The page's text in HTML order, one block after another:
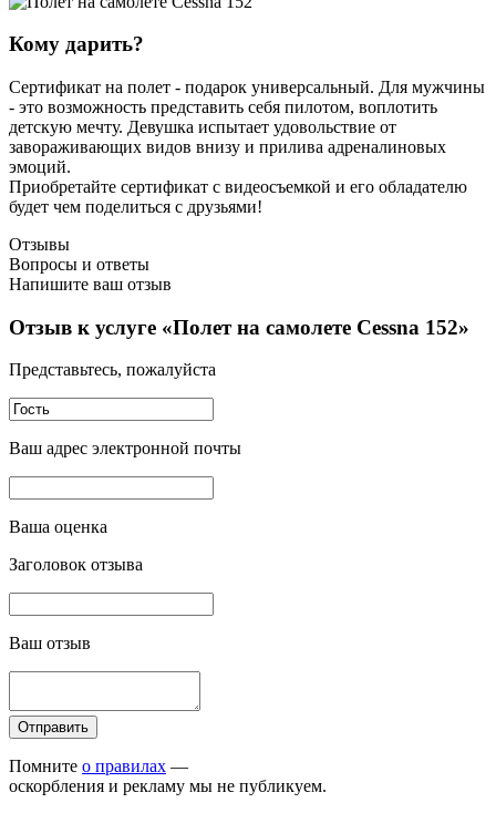
Кому дарить?
Сертификат на полет - подарок универсальный. Для мужчины
- это возможность представить себя пилотом, воплотить
детскую мечту. Девушка испытает удовольствие от
завораживающих видов внизу и прилива адреналиновых
эмоций.
Приобретайте сертификат с видеосъемкой и его обладателю
будет чем поделиться с друзьями!
Отзывы
Вопросы и ответы
Напишите ваш отзыв
Отзыв к услуге «Полет на самолете Cessna 152»
Представьтесь, пожалуйста
Ваш адрес электронной почты
Ваша оценка
Заголовок отзыва
Ваш отзыв
Отправить
Помните о правилах —
оскорбления и рекламу мы не публикуем.